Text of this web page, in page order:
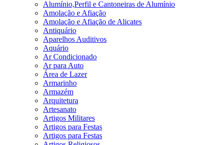
Alumínio,Perfil e Cantoneiras de Alumínio
Amolação e Afiação
Amolação e Afiação de Alicates
Antiquário
Aparelhos Auditivos
Aquário
Ar Condicionado
Ar para Auto
Área de Lazer
Armarinho
Armazém
Arquitetura
Artesanato
Artigos Militares
Artigos para Festas
Artigos para Festas